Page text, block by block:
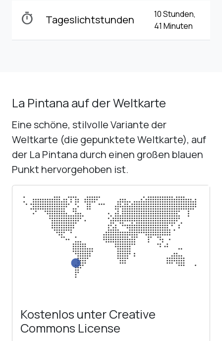
timer Tageslichtstunden
10 Stunden,
41 Minuten
La Pintana auf der Weltkarte
Eine schöne, stilvolle Variante der
Weltkarte (die gepunktete Weltkarte), auf
der La Pintana durch einen großen blauen
Punkt hervorgehoben ist.
Kostenlos unter Creative
Commons License